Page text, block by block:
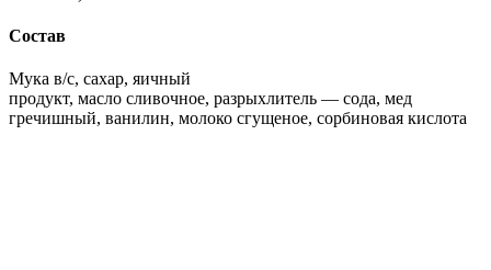
Состав
Мука в/с, сахар, яичный
продукт, масло сливочное, разрыхлитель — сода, мед
гречишный, ванилин, молоко сгущеное, сорбиновая кислота